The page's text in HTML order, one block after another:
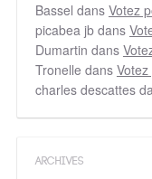
Bassel dans Votez
picabea jbdans
Dumartin dans
Tronelle dans
charles descattes
ARCHIVES